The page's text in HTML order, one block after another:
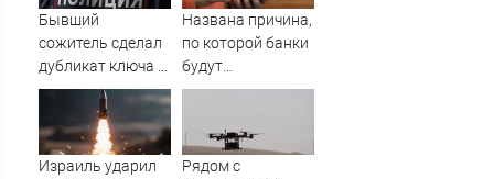
Бывший
сожитель сделал
дубликат ключа и
обокрал уфимку
Названа причина,
по которой банки
будут
блокировать
Израиль ударил
Рядом с